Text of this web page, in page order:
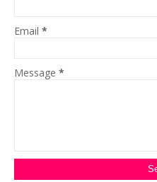
Email *
Message *